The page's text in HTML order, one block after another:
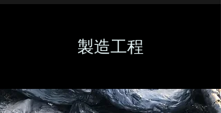
製造工程